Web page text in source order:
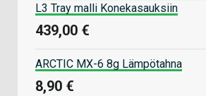
L3 Tray malli Konekasauksiin
439,00 €
ARCTIC MX-6 8g Lämpötahna
8,90 €